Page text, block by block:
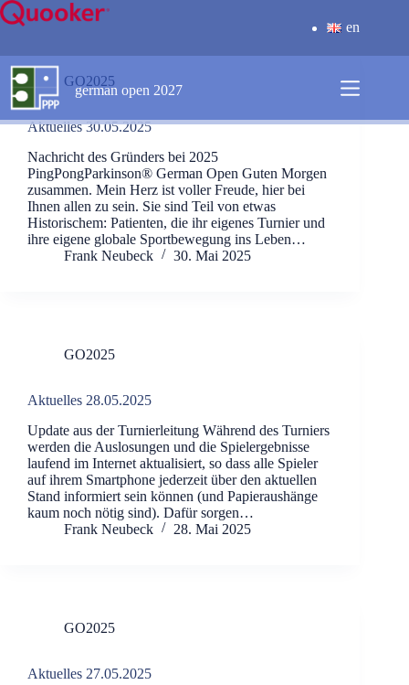
Zum
Inhalt
en
german open 2027
GO2025
Aktuelles 30.05.2025
Nachricht des Gründers bei 2025
PingPongParkinson®️ German Open Guten Morgen
zusammen. Mein Herz ist voller Freude, hier bei
Ihnen allen zu sein. Sie sind Teil von etwas
Historischem: Patienten, die ihr eigenes Turnier und
ihre eigene globale Sportbewegung ins Leben…
Frank Neubeck
30. Mai 2025
GO2025
Aktuelles 28.05.2025
Update aus der Turnierleitung Während des Turniers
werden die Auslosungen und die Spielergebnisse
laufend im Internet aktualisiert, so dass alle Spieler
auf ihrem Smartphone jederzeit über den aktuellen
Stand informiert sein können (und Papieraushänge
kaum noch nötig sind). Dafür sorgen…
Frank Neubeck
28. Mai 2025
GO2025
Aktuelles 27.05.2025